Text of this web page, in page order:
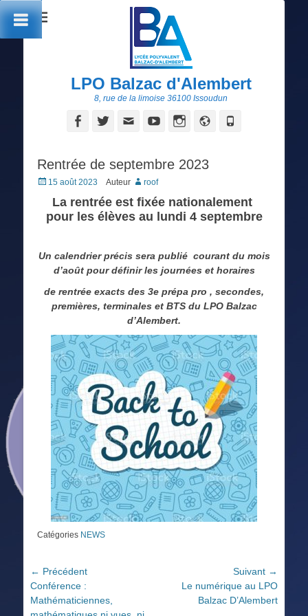
LPO Balzac d'Alembert
8, rue de la limoise 36100 Issoudun
FacebookTwitterAdresseYouTubeInstagram
Site
Rentrée de septembre 2023
Posted
15 août 2023 Auteur roof
La rentrée est fixée nationalement
pour les élèves au lundi 4 septembre
Un calendrier précis sera publié courant du mois
d’août pour définir les journées et horaires
de rentrée exacts des 3e prépa pro , secondes,
premières, terminales et BTS du LPO Balzac
d’Alembert.
Catégories NEWS
Navigation
de
l’article
← Précédent
Article
précédent :
Conférence :
Mathématiciennes,
Suivant →
Le numérique au LPO
Balzac D’Alembert